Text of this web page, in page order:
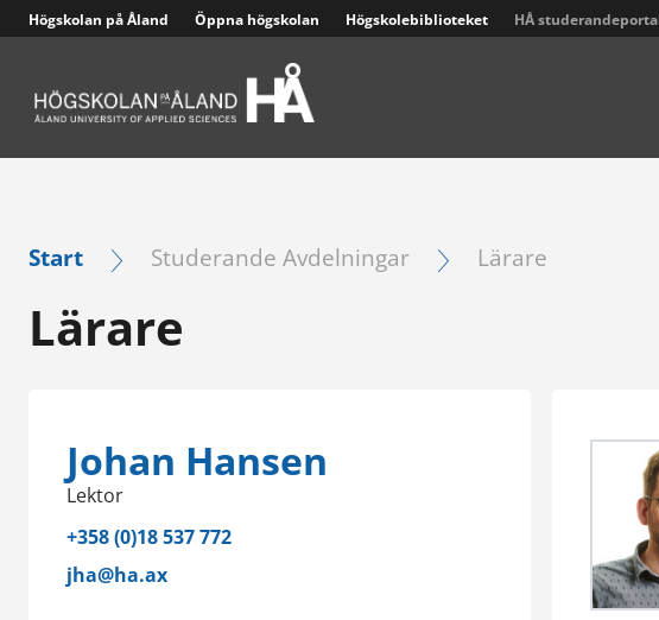
Högskolan på Åland Öppna högskolan Högskolebiblioteket HÅ
Start Studerande Avdelningar Lärare
Lärare
Johan Hansen
Lektor
+358 (0)18 537 772
jha@ha.ax